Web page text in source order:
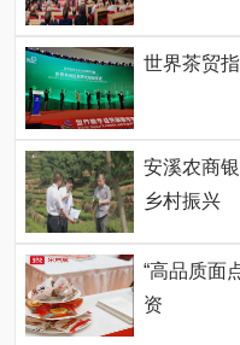
世界茶贸
安溪农商
乡村振兴
“高品质面
资